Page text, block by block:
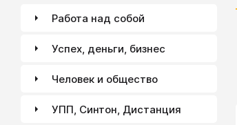
Работа над собой
Успех, деньги, бизнес
Человек и общество
УПП, Синтон, Дистанция